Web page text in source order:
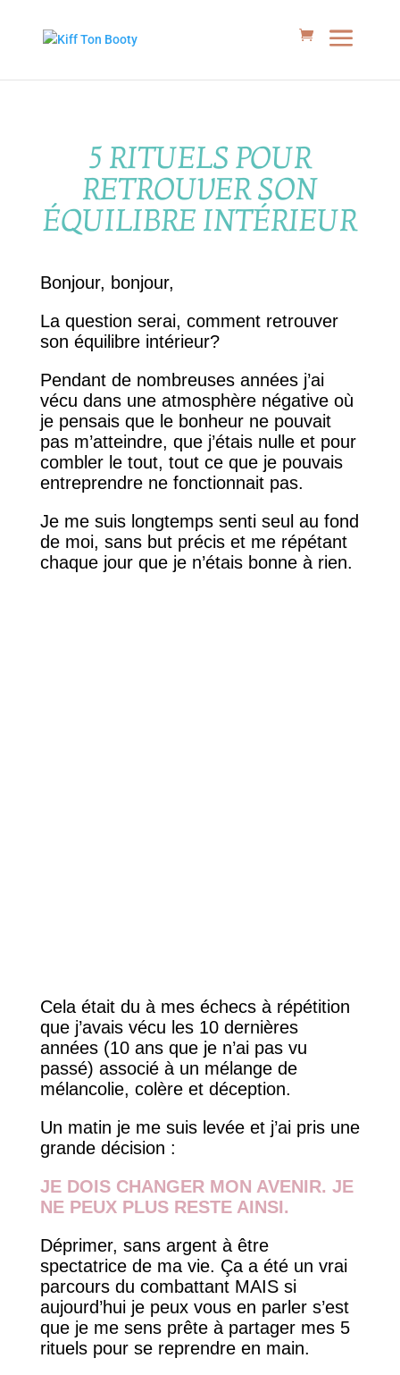
5 RITUELS POUR
RETROUVER SON
ÉQUILIBRE INTÉRIEUR
Bonjour, bonjour,
La question serai, comment retrouver
son équilibre intérieur?
Pendant de nombreuses années j’ai
vécu dans une atmosphère négative où
je pensais que le bonheur ne pouvait
pas m’atteindre, que j’étais nulle et pour
combler le tout, tout ce que je pouvais
entreprendre ne fonctionnait pas.
Je me suis longtemps senti seul au fond
de moi, sans but précis et me répétant
chaque jour que je n’étais bonne à rien.
Cela était du à mes échecs à répétition
que j’avais vécu les 10 dernières
années (10 ans que je n’ai pas vu
passé) associé à un mélange de
mélancolie, colère et déception.
Un matin je me suis levée et j’ai pris une
grande décision :
JE DOIS CHANGER MON AVENIR. JE
NE PEUX PLUS RESTE AINSI.
Déprimer, sans argent à être
spectatrice de ma vie. Ça a été un vrai
parcours du combattant MAIS si
aujourd’hui je peux vous en parler s’est
que je me sens prête à partager mes 5
rituels pour se reprendre en main.